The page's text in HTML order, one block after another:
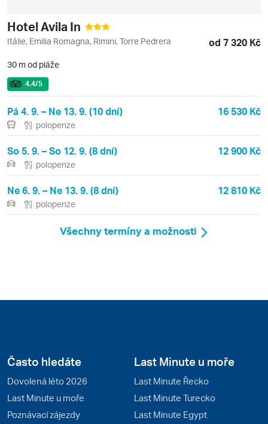
Hotel Avila In
Itálie, Emilia Romagna, Rimini, Torre Pedrera od 7 320 Kč
30 m od pláže
4.4/5
Pá 4. 9. – Ne 13. 9. (10 dní) 16 530 Kč
polopenze
So 5. 9. – So 12. 9. (8 dní) 12 900 Kč
polopenze
Ne 6. 9. – Ne 13. 9. (8 dní) 12 810 Kč
polopenze
Všechny termíny a možnosti
Často hledáte
Dovolená léto 2026
Last Minute u moře
Poznávací zájezdy
Last Minute u moře
Last Minute Řecko
Last Minute Turecko
Last Minute Egypt